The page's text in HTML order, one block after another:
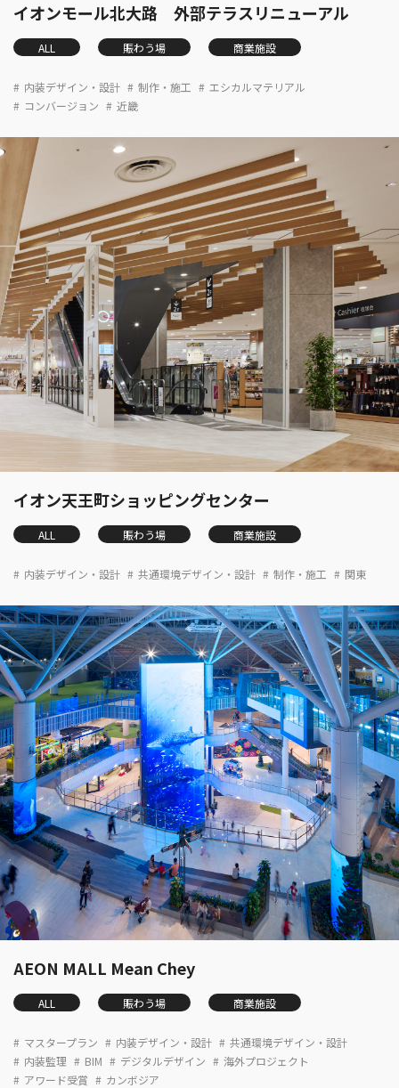
イオンモール北大路 外部テラスリニューアル
ALL 賑わう場 商業施設
内装デザイン・設計 制作・施工
エシカルマテリアル
コンバージョン
近畿
イオン天王町ショッピングセンター
ALL 賑わう場 商業施設
内装デザイン・設計 共通環境デザイン・設計 制作・施工 関東
AEON MALL Mean Chey
ALL 賑わう場 商業施設
マスタープラン 内装デザイン・設計
共通環境デザイン・設計
内装監理
BIM デジタルデザイン
海外プロジェクト
アワード受賞
カンボジア